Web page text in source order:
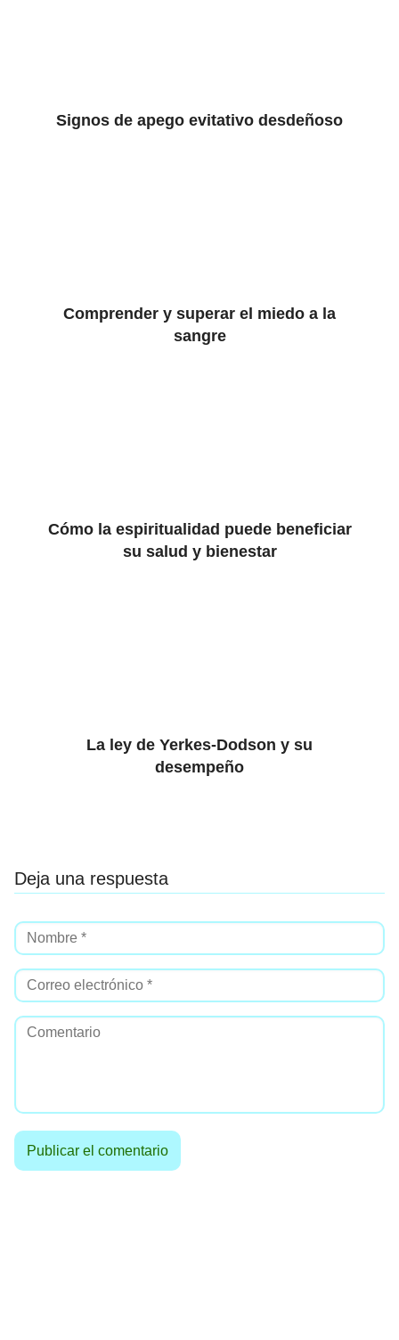
Signos de apego evitativo desdeñoso
Comprender y superar el miedo a la
sangre
Cómo la espiritualidad puede beneficiar
su salud y bienestar
La ley de Yerkes-Dodson y su
desempeño
Deja una respuesta